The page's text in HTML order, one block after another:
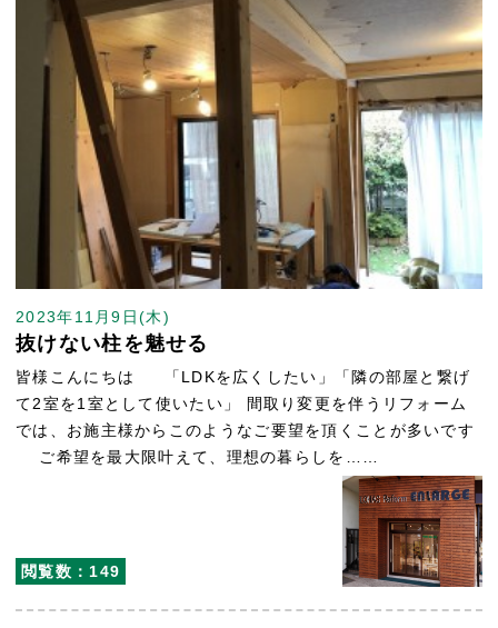
閲覧数：149
2023年11月9日(木)
抜けない柱を魅せる
皆様こんにちは 「LDKを広くしたい」「隣の部屋と繋げ
て2室を1室として使いたい」 間取り変更を伴うリフォーム
では、お施主様からこのようなご要望を頂くことが多いです
ご希望を最大限叶えて、理想の暮らしを……